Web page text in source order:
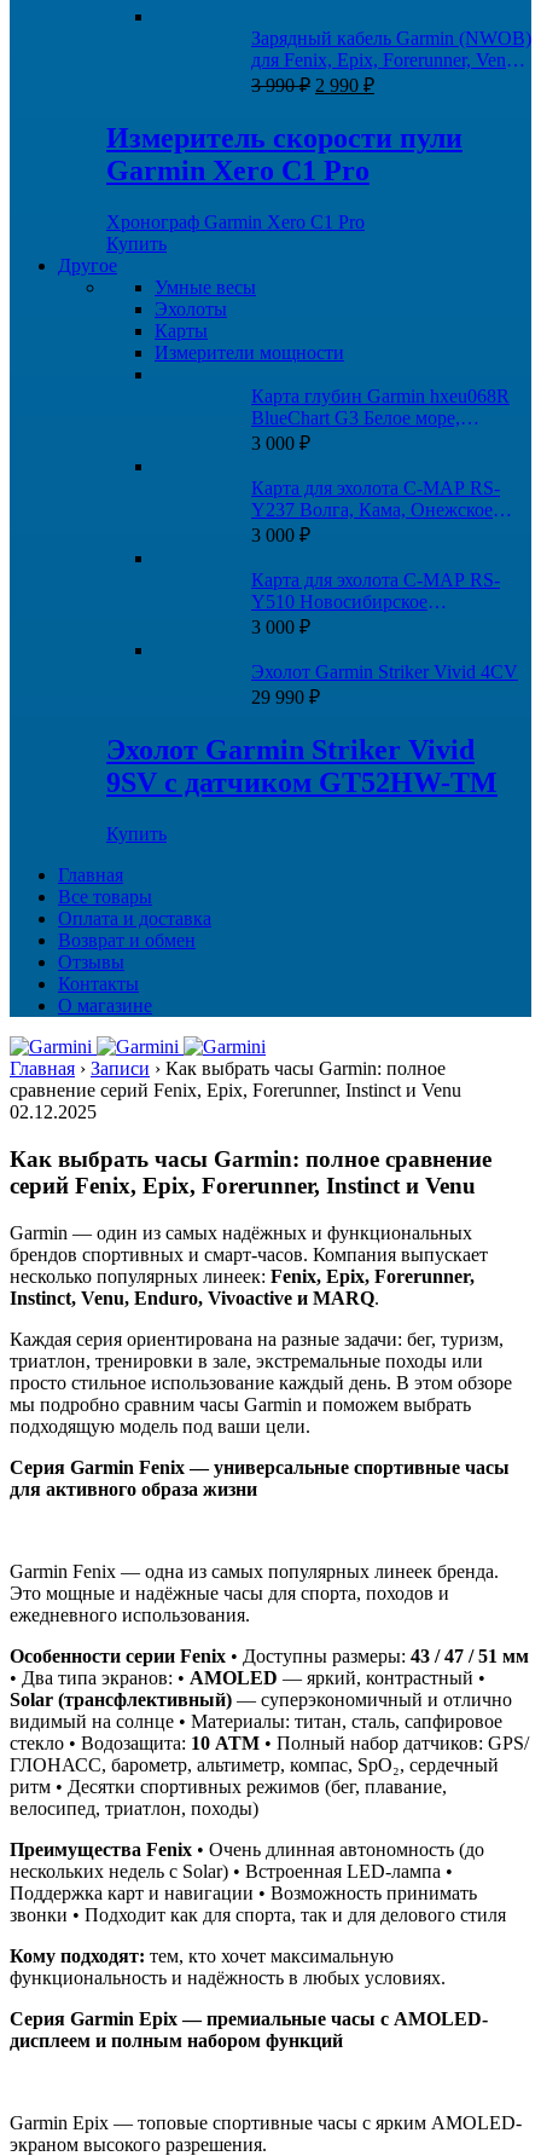
Зарядный кабель Garmin (NWOB)
для Fenix, Epix, Forerunner, Venu,
Tactix
3 990₽ Первоначальная
3
990 ₽.
2 990 ₽Текущая
990 ₽.
Измеритель скорости пули
Garmin Xero C1 Pro
Хронограф Garmin Xero C1 Pro
Купить
Другое
Умные весы
Эхолоты
Карты
Измерители мощности
Карта глубин Garmin hxeu068R
BlueChart G3 Белое море,
Баренцево море
3 000 ₽
Карта для эхолота C-MAP RS-
Y237 Волга, Кама, Онежское
озеро, и каналы
3 000 ₽
Карта для эхолота C-MAP RS-
Y510 Новосибирское
водохранилище и Новосибирск-
3 000 ₽
Эхолот Garmin Striker Vivid 4CV
29 990 ₽
Эхолот Garmin Striker Vivid
9SV с датчиком GT52HW-TM
Купить
Главная
Все товары
Оплата и доставка
Возврат и обмен
Отзывы
Контакты
О магазине
Главная › Записи › Как выбрать часы Garmin: полное
сравнение серий Fenix, Epix, Forerunner, Instinct и Venu
02.12.2025
Как выбрать часы Garmin: полное сравнение
серий Fenix, Epix, Forerunner, Instinct и Venu
Garmin — один из самых надёжных и функциональных
брендов спортивных и смарт-часов. Компания выпускает
несколько популярных линеек: Fenix, Epix, Forerunner,
Instinct, Venu, Enduro, Vivoactive и MARQ.
Каждая серия ориентирована на разные задачи: бег, туризм,
триатлон, тренировки в зале, экстремальные походы или
просто стильное использование каждый день. В этом обзоре
мы подробно сравним часы Garmin и поможем выбрать
подходящую модель под ваши цели.
Серия Garmin Fenix — универсальные спортивные часы
для активного образа жизни
Garmin Fenix — одна из самых популярных линеек бренда.
Это мощные и надёжные часы для спорта, походов и
ежедневного использования.
Особенности серии Fenix • Доступны размеры: 43 / 47 / 51 мм
• Два типа экранов: • AMOLED — яркий, контрастный •
Solar (трансфлективный) — суперэкономичный и отлично
видимый на солнце • Материалы: титан, сталь, сапфировое
стекло • Водозащита: 10 ATM • Полный набор датчиков: GPS/
ГЛОНАСС, барометр, альтиметр, компас, SpO₂, сердечный
ритм • Десятки спортивных режимов (бег, плавание,
велосипед, триатлон, походы)
Преимущества Fenix • Очень длинная автономность (до
нескольких недель с Solar) • Встроенная LED-лампа •
Поддержка карт и навигации • Возможность принимать
звонки • Подходит как для спорта, так и для делового стиля
Кому подходят: тем, кто хочет максимальную
функциональность и надёжность в любых условиях.
Серия Garmin Epix — премиальные часы с AMOLED-
дисплеем и полным набором функций
Garmin Epix — топовые спортивные часы с ярким AMOLED-
экраном высокого разрешения.